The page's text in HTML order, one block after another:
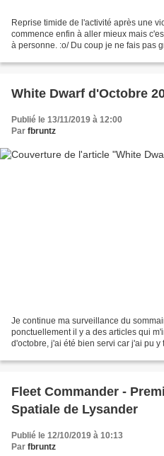
Reprise timide de l'activité après une
commence enfin à aller mieux mais
à personne. :o/ Du coup je ne fais pas
White Dwarf d'Octobre
Publié le 13/11/2019 à 12:00
Par fbruntz
Je continue ma surveillance du
ponctuellement il y a des articles qui
d'octobre, j'ai été bien servi car j'ai pu
Fleet Commander -
Spatiale de Lysander
Publié le 12/10/2019 à 10:13
Par fbruntz